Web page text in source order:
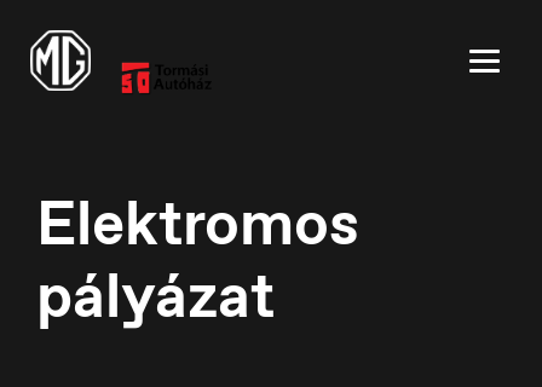
België
Nederlands
Elektromos
pályázat